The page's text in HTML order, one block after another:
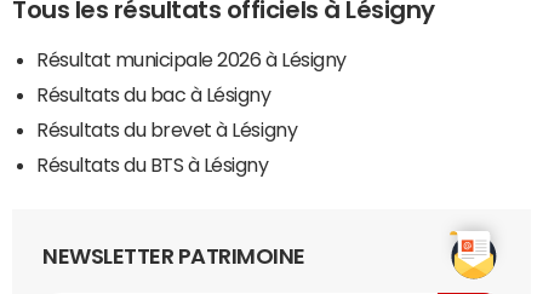
Tous les résultats officiels à Lésigny
Résultat municipale 2026 à Lésigny
Résultats du bac à Lésigny
Résultats du brevet à Lésigny
Résultats du BTS à Lésigny
NEWSLETTER PATRIMOINE